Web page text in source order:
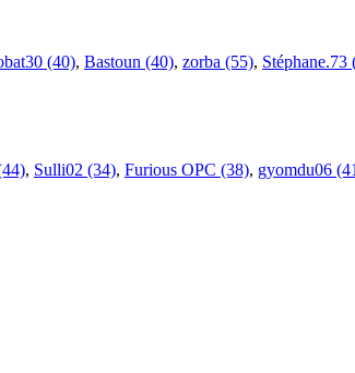
(40), Bastoun (40), zorba (55), Stéphane.73
, Sulli02 (34), Furious OPC (38), gyomdu06